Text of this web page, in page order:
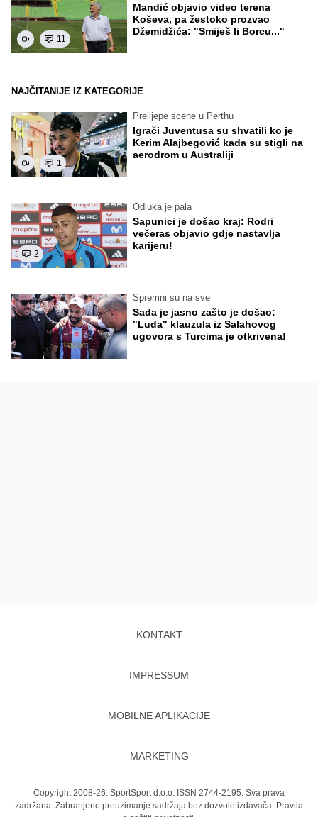
11
Mandić objavio video terena
Koševa, pa žestoko prozvao
Džemidžića: "Smiješ li Borcu..."
NAJČITANIJE IZ KATEGORIJE
1
Prelijepe scene u Perthu
Igrači Juventusa su shvatili ko je
Kerim Alajbegović kada su stigli na
aerodrom u Australiji
2
Odluka je pala
Sapunici je došao kraj: Rodri
večeras objavio gdje nastavlja
karijeru!
Spremni su na sve
Sada je jasno zašto je došao:
"Luda" klauzula iz Salahovog
ugovora s Turcima je otkrivena!
KONTAKT
IMPRESSUM
MOBILNE APLIKACIJE
MARKETING
Copyright 2008-26. SportSport d.o.o. ISSN 2744-2195. Sva prava
zadržana. Zabranjeno preuzimanje sadržaja bez dozvole izdavača. Pravila